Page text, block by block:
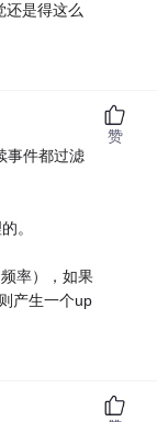
还是得这么
事件都过滤
。
率），如果
产生一个up
赞